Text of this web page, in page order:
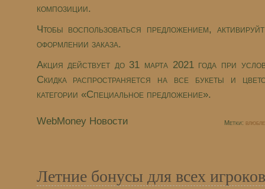
композиции.
Чтобы воспользоваться предложением,
оформлении заказа.
Акция действует до 31 марта 2021 года при
Скидка распространяется на все букеты и
категории «Специальное предложение».
WebMoney Новости Метки:
Летние бонусы для всех